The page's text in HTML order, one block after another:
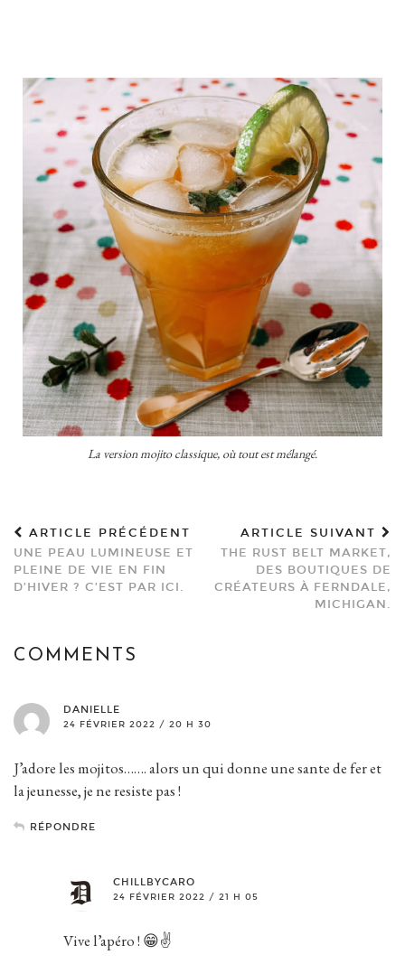
La version mojito classique, où tout est mélangé.
ARTICLE PRÉCÉDENT
UNE PEAU LUMINEUSE ET
PLEINE DE VIE EN FIN
D’HIVER ? C’EST PAR ICI.
ARTICLE SUIVANT
THE RUST BELT MARKET,
DES BOUTIQUES DE
CRÉATEURS À FERNDALE,
MICHIGAN.
COMMENTS
DANIELLE
24 FÉVRIER 2022 / 20 H 30
J’adore les mojitos……. alors un qui donne une sante de fer et
la jeunesse, je ne resiste pas !
RÉPONDRE
CHILLBYCARO
24 FÉVRIER 2022 / 21 H 05
Vive l’apéro ! 😁✌️